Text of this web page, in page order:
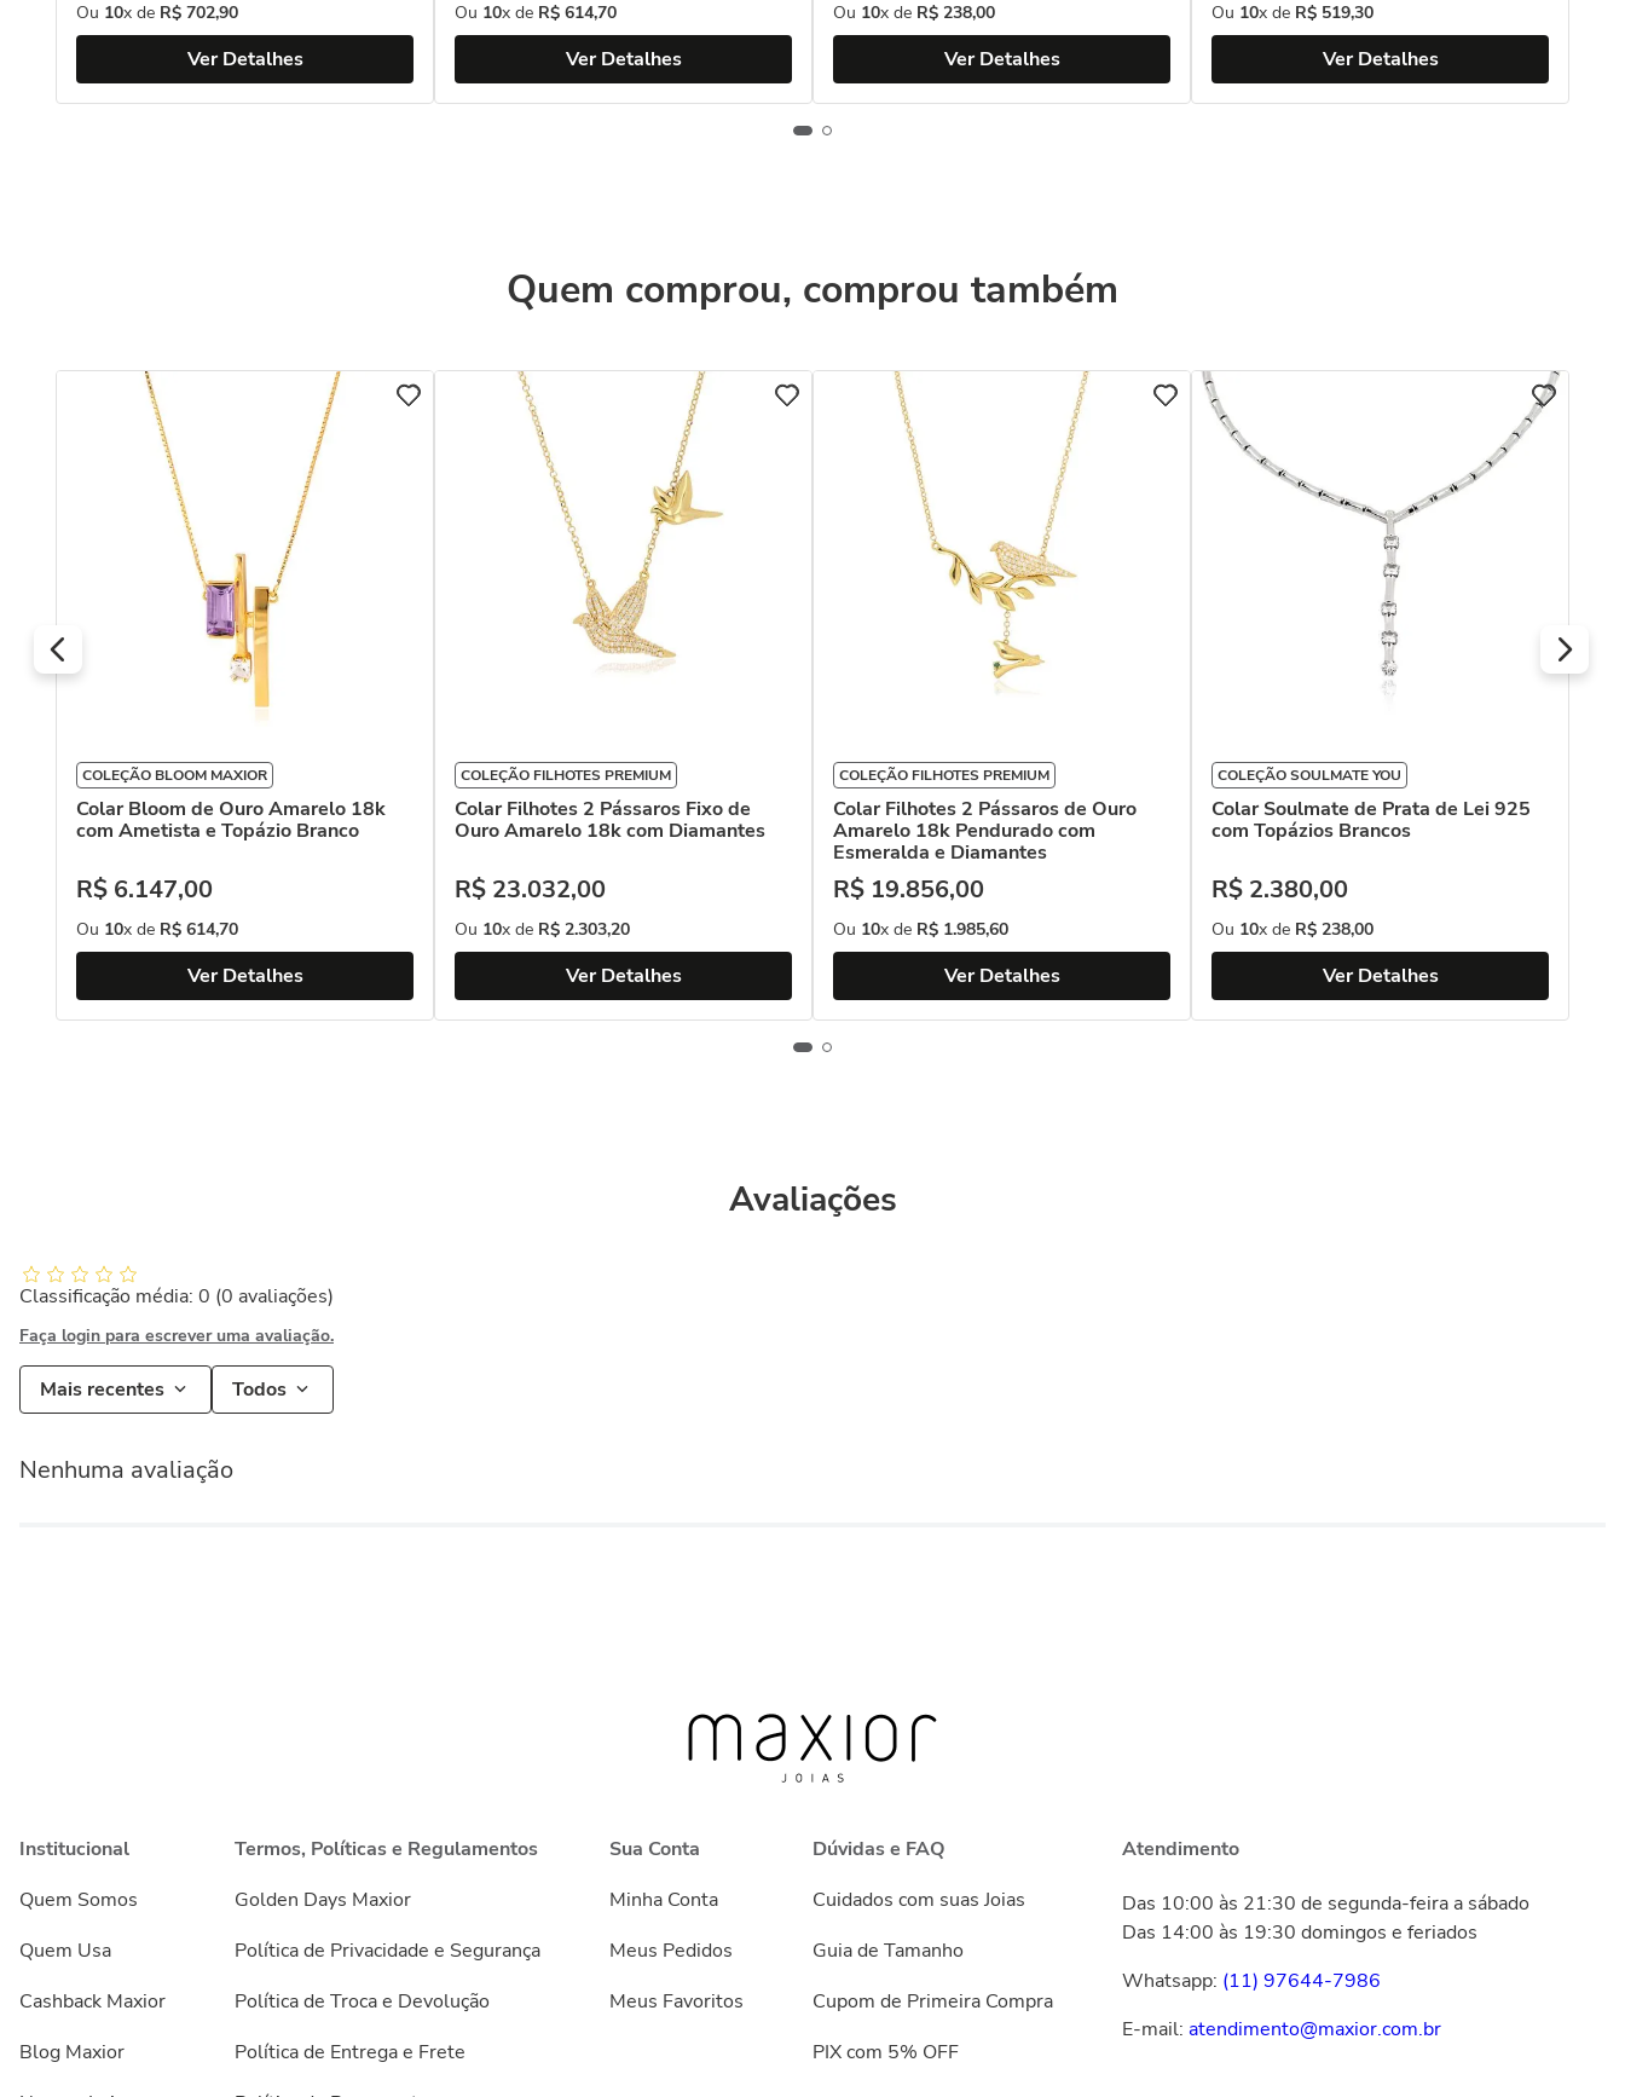
Ou 10x de R$ 702,90
Ver Detalhes
Ou 10x de R$ 614,70
Ver Detalhes
Ou 10x de R$ 238,00
Ver Detalhes
Ou 10x de R$ 519,30
Ver Detalhes
Quem comprou, comprou também
COLEÇÃO BLOOM MAXIOR
Colar Bloom de Ouro Amarelo 18k
com Ametista e Topázio Branco
R$ 6.147,00
Ou 10x de R$ 614,70
Ver Detalhes
COLEÇÃO FILHOTES PREMIUM
Colar Filhotes 2 Pássaros Fixo de
Ouro Amarelo 18k com Diamantes
R$ 23.032,00
Ou 10x de R$ 2.303,20
Ver Detalhes
COLEÇÃO FILHOTES PREMIUM
Colar Filhotes 2 Pássaros de Ouro
Amarelo 18k Pendurado com
Esmeralda e Diamantes
R$ 19.856,00
Ou 10x de R$ 1.985,60
Ver Detalhes
COLEÇÃO SOULMATE YOU
Colar Soulmate de Prata de Lei 925
com Topázios Brancos
R$ 2.380,00
Ou 10x de R$ 238,00
Ver Detalhes
Avaliações
Classificação média: 0 (0 avaliações)
Faça login para escrever uma avaliação.
Mais recentes Todos
Nenhuma avaliação
Institucional
Quem Somos
Quem Usa
Cashback Maxior
Blog Maxior
Termos, Políticas e Regulamentos
Golden Days Maxior
Política de Privacidade e Segurança
Política de Troca e Devolução
Política de Entrega e Frete
Sua Conta
Minha Conta
Meus Pedidos
Meus Favoritos
Dúvidas e FAQ
Cuidados com suas Joias
Guia de Tamanho
Cupom de Primeira Compra
PIX com 5% OFF
Atendimento
Das 10:00 às 21:30 de segunda-feira a sábado
Das 14:00 às 19:30 domingos e feriados
Whatsapp: (11) 97644-7986
E-mail: atendimento@maxior.com.br